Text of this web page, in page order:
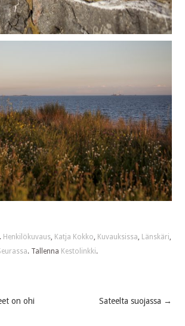
. Henkilökuvaus, Katja Kokko, Kuvauksissa, Länskäri,
. Tallenna Kestolinkki.
on ohi Sateelta suojassa →